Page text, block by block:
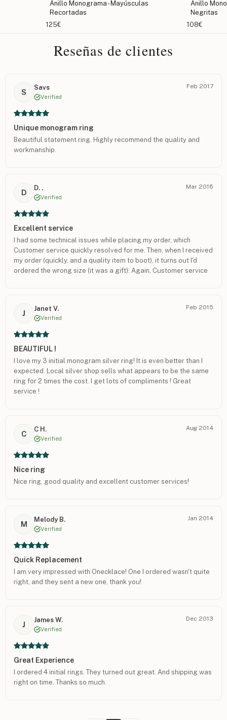
Anillo Monograma - Mayúsculas
Recortadas
Anillo
Negritas
Reseñas de clientes
S
Savs
Verified
Feb 2017
Unique monogram ring
Beautiful statement ring. Highly recommend the quality and
workmanship.
D
D. .
Verified
Mar 2016
Excellent service
I had some technical issues while placing my order, which
Customer service quickly resolved for me. Then, when I received
my order (quickly, and a quality item to boot), it turns out I'd
ordered the wrong size (it was a gift). Again, Customer service
J
Janet V.
Verified
Feb 2015
BEAUTIFUL !
I love my 3 initial monogram silver ring! It is even better than I
expected. Local silver shop sells what appears to be the same
ring for 2 times the cost. I get lots of compliments ! Great
service !
C
C H.
Verified
Aug 2014
Nice ring
Nice ring, good quality and excellent customer services!
M
Melody B.
Verified
Jan 2014
Quick Replacement
I am very impressed with Onecklace! One I ordered wasn't quite
right, and they sent a new one, thank you!
J
James W.
Verified
Dec 2013
Great Experience
I ordered 4 initial rings. They turned out great. And shipping was
right on time, Thanks so much.